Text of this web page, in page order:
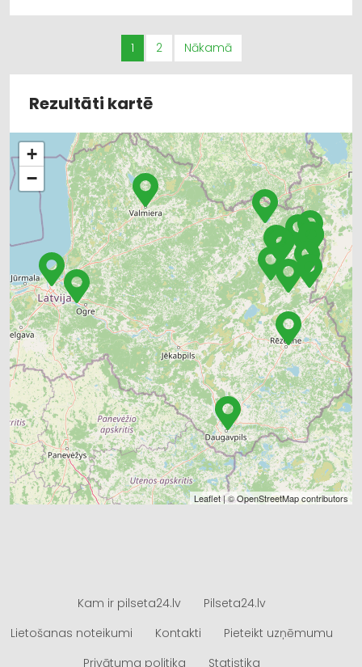
1 2 Nākamā
Rezultāti kartē
+
−
Leaflet| ©OpenStreetMapcontributors
Kam ir pilseta24.lv
Pilseta24.lv
Lietošanas noteikumi
Kontakti
Pieteikt uzņēmumu
Privātuma politika
Statistika